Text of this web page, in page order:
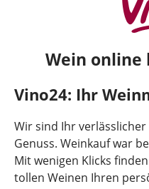
Wein online
Vino24: Ihr
Wir sind Ihr
Genuss. Weinkauf war
Mit wenigen Klicks
tollen Weinen Ihren